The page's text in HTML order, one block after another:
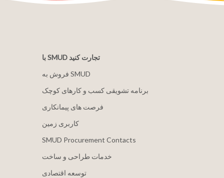
با SMUD تجارت کنید
فروش به SMUD
برنامه تشویقی کسب و کارهای کوچک
فرصت های پیمانکاری
کاربری زمین
SMUD Procurement Contacts
خدمات طراحی و ساخت
توسعه اقتصادی